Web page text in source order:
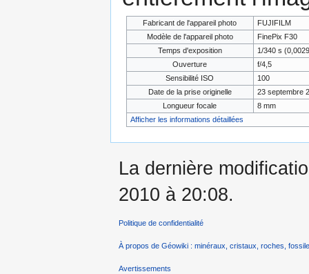
Fabricant de l'appareil photo
FUJIFILM
Modèle de l'appareil photo
FinePix F30
Temps d'exposition
1/340 s
Ouverture
f/4,5
Sensibilité ISO
100
Date de la prise originelle
23 septembre
Longueur focale
8 mm
Afficher les informations détaillées
La dernière
2010 à 20:08.
Politique de confidentialité
À propos de Géowiki : minéraux, cristaux, roches,
Avertissements